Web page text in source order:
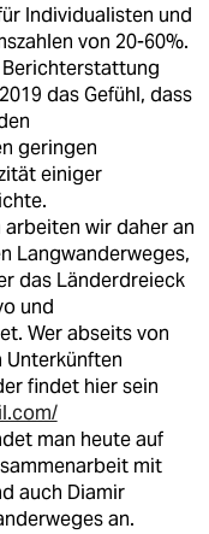
Individualisten und
von 20-60%.
das Gefühl, dass
geringen
einiger
wir daher an
Langwanderweges,
das Länderdreieck
und
Wer abseits von
Unterkünften
findet hier sein
man heute auf
mit
auch Diamir
an.